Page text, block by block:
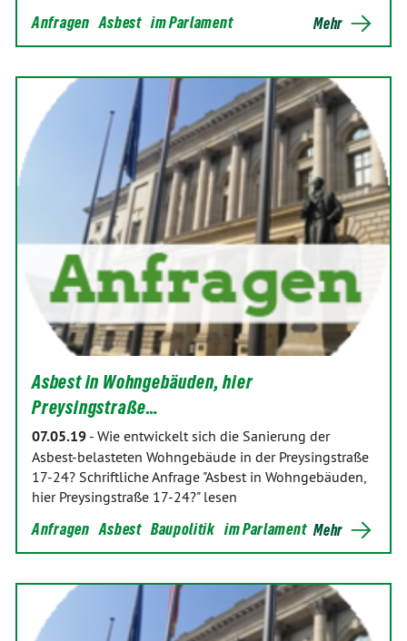
Anfragen Asbest im Parlament Mehr
Asbest in Wohngebäuden, hier
Preysingstraße…
07.05.19 - Wie entwickelt sich die Sanierung der
Asbest-belasteten Wohngebäude in der Preysingstraße
17-24? Schriftliche Anfrage "Asbest in Wohngebäuden,
hier Preysingstraße 17-24?" lesen
Anfragen Asbest Baupolitik im Parlament Mehr